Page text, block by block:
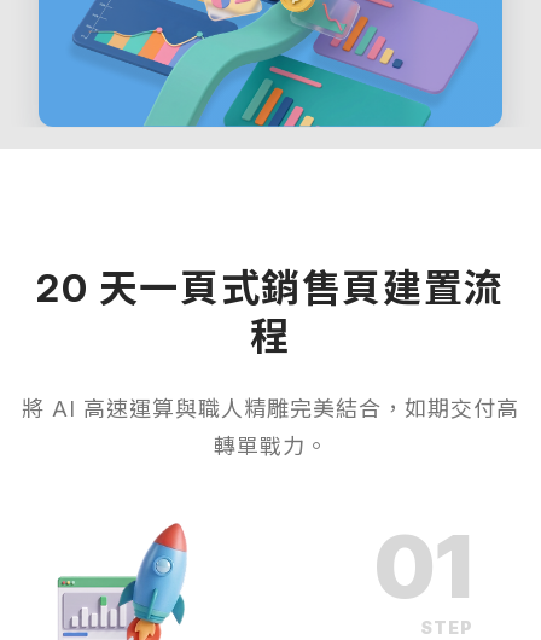
20 天一頁式銷售頁建置流
程
將 AI 高速運算與職人精雕完美結合，如期交付高
轉單戰力。
01
STEP